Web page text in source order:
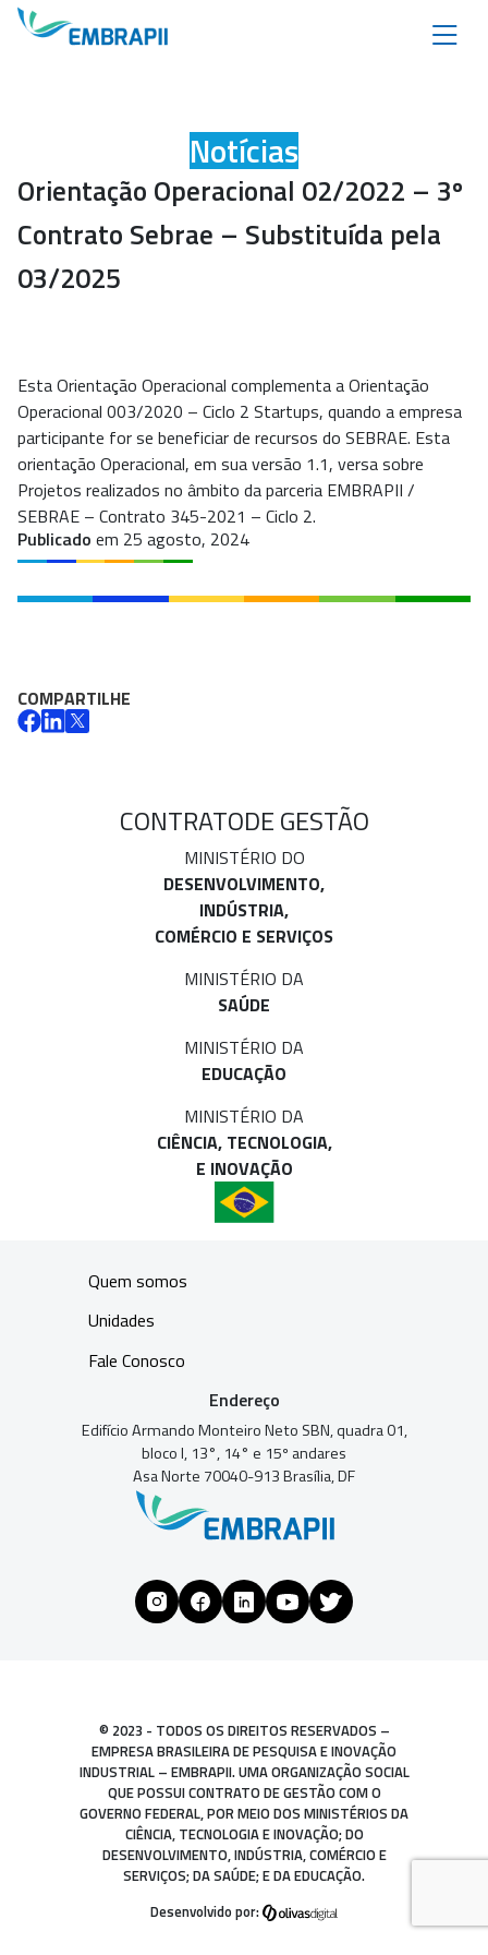
Notícias
Orientação Operacional 02/2022 – 3º
Contrato Sebrae – Substituída pela
03/2025
Esta Orientação Operacional complementa a Orientação
Operacional 003/2020 – Ciclo 2 Startups, quando a empresa
participante for se beneficiar de recursos do SEBRAE. Esta
orientação Operacional, em sua versão 1.1, versa sobre
Projetos realizados no âmbito da parceria EMBRAPII /
SEBRAE – Contrato 345-2021 – Ciclo 2.
Publicado em 25 agosto, 2024
COMPARTILHE
CONTRATODE GESTÃO
MINISTÉRIO DO
DESENVOLVIMENTO,
INDÚSTRIA,
COMÉRCIO E SERVIÇOS
MINISTÉRIO DA
SAÚDE
MINISTÉRIO DA
EDUCAÇÃO
MINISTÉRIO DA
CIÊNCIA, TECNOLOGIA,
E INOVAÇÃO
Quem somos
Unidades
Fale Conosco
Endereço
Edifício Armando Monteiro Neto SBN, quadra 01,
bloco I, 13°, 14° e 15º andares
Asa Norte 70040-913 Brasília, DF
© 2023 - TODOS OS DIREITOS RESERVADOS –
EMPRESA BRASILEIRA DE PESQUISA E INOVAÇÃO
INDUSTRIAL – EMBRAPII. UMA ORGANIZAÇÃO SOCIAL
QUE POSSUI CONTRATO DE GESTÃO COM O
GOVERNO FEDERAL, POR MEIO DOS MINISTÉRIOS DA
CIÊNCIA, TECNOLOGIA E INOVAÇÃO; DO
DESENVOLVIMENTO, INDÚSTRIA, COMÉRCIO E
SERVIÇOS; DA SAÚDE; E DA EDUCAÇÃO.
Desenvolvido por: